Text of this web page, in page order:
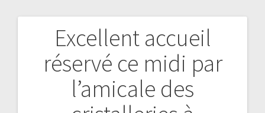
Excellent accueil
réservé ce midi par
l’amicale des